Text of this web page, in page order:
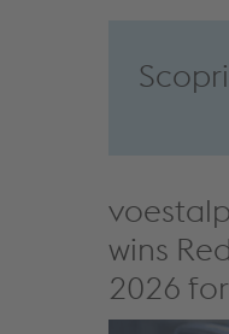
wins
2026